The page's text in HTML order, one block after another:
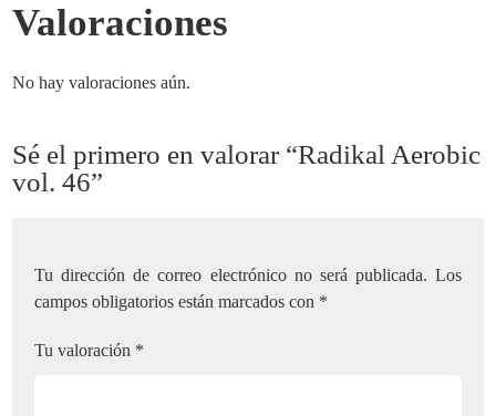
Valoraciones
No hay valoraciones aún.
Sé el primero en valorar “Radikal Aerobic
vol. 46”
Tu dirección de correo electrónico no será publicada. Los
campos obligatorios están marcados con *
Tu valoración *